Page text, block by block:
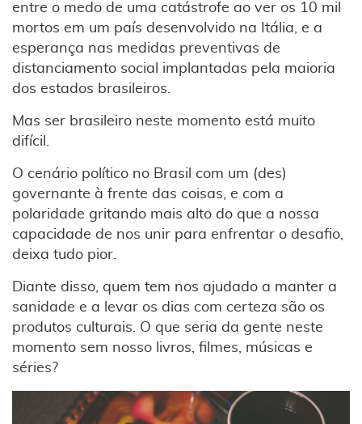
entre o medo de uma catástrofe ao ver os 10 mil
mortos em um país desenvolvido na Itália, e a
esperança nas medidas preventivas de
distanciamento social implantadas pela maioria
dos estados brasileiros.
Mas ser brasileiro neste momento está muito
difícil.
O cenário político no Brasil com um (des)
governante à frente das coisas, e com a
polaridade gritando mais alto do que a nossa
capacidade de nos unir para enfrentar o desafio,
deixa tudo pior.
Diante disso, quem tem nos ajudado a manter a
sanidade e a levar os dias com certeza são os
produtos culturais. O que seria da gente neste
momento sem nosso livros, filmes, músicas e
séries?